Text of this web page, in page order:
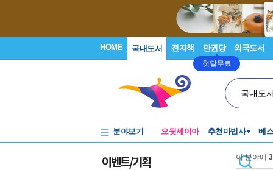
HOME 국내도서 전자책 만권당
첫달무료
외국도서
국내도
분야보기 오뒷세이아 추천마법사 베
이벤트/기획 이 분야에 3